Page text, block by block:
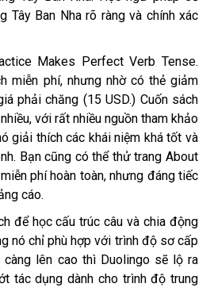
Tây Ban Nha rõ ràng và chính xác
Makes Perfect Verb Tense.
miễn phí, nhưng nhờ có thẻ giảm
phải chăng (15 USD.) Cuốn sách
với rất nhiều nguồn tham khảo
giải thích các khái niệm khá tốt và
Bạn cũng có thể thử trang About
phí hoàn toàn, nhưng đáng tiếc
cáo.
để học cấu trúc câu và chia động
nó chỉ phù hợp với trình độ sơ cấp
lên cao thì Duolingo sẽ lộ ra
tác dụng dành cho trình độ trung